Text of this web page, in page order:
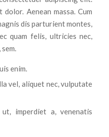
Aenean massa. Cum
dis parturient montes,
quam felis, ultricies nec,
enim.
vel, aliquet nec, vulputate
imperdiet a, venenatis